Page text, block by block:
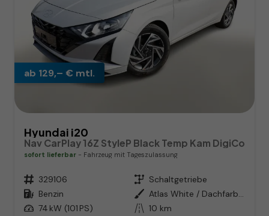
ab 129,– € mtl.
Hyundai i20
Nav CarPlay 16Z StyleP Black Temp Kam DigiCo
sofort lieferbar Fahrzeug mit Tageszulassung
Fahrzeugnr. 329106 Getriebe Schaltgetriebe
Kraftstoff Benzin Außenfarbe
Atlas White / Dachfarbe in schwa
Leistung 74 kW (101 PS) Kilometerstand 10 km